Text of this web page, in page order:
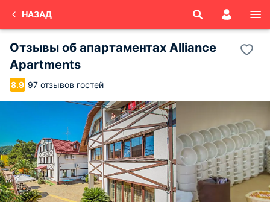
НАЗАД
Отзывы об апартаментах Alliance
Apartments
8.9 97 отзывов гостей